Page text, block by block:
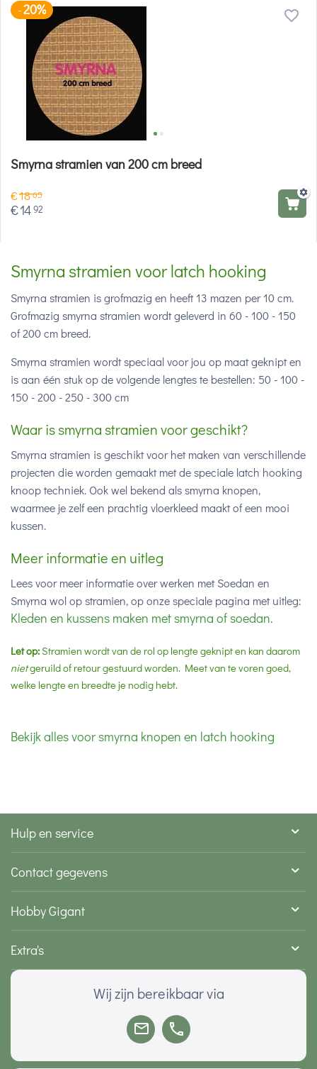
Smyrna stramien voor latch hooking
Smyrna stramien is grofmazig en heeft 13 mazen per 10 cm.
Grofmazig smyrna stramien wordt geleverd in 60 - 100 - 150
of 200 cm breed.
Smyrna stramien wordt speciaal voor jou op maat geknipt en
is aan één stuk op de volgende lengtes te bestellen: 50 - 100 -
150 - 200 - 250 - 300 cm
Waar is smyrna stramien voor geschikt?
Smyrna stramien is geschikt voor het maken van verschillende
projecten die worden gemaakt met de speciale latch hooking
knoop techniek. Ook wel bekend als smyrna knopen,
waarmee je zelf een prachtig vloerkleed maakt of een mooi
kussen.
Meer informatie en uitleg
Lees voor meer informatie over werken met Soedan en
Smyrna wol op stramien, op onze speciale pagina met uitleg:
Kleden en kussens maken met smyrna of soedan.
Let op:Stramien wordt van de rol op lengte geknipt en kan daarom
nietgeruild of retour gestuurd worden. Meet van te voren goed,
welke lengte en breedte je nodig hebt.
Bekijk alles voor smyrna knopen en latch hooking
-20%
Smyrna stramien van 200 cm breed
€1865
€1492
Hulp en service
Contact gegevens
Hobby Gigant
Extra's
Wij zijn bereikbaar via